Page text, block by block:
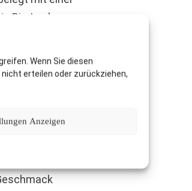
Wenn Sie diesen
erteilen oder zurückziehen,
Anzeigen
Bio-Lachs,
ein echter